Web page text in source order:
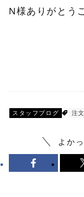
N様ありがとう
スタッフブログ 注
よか